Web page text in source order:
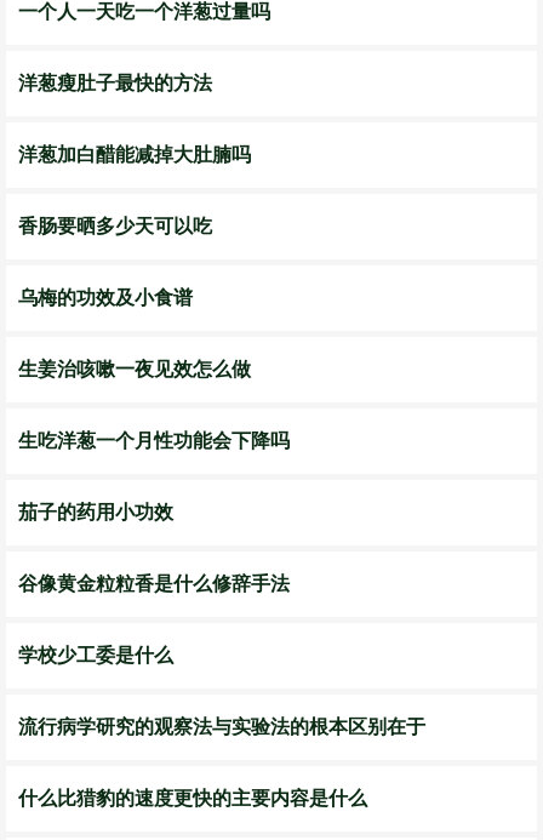
一个人一天吃一个洋葱过量吗
洋葱瘦肚子最快的方法
洋葱加白醋能减掉大肚腩吗
香肠要晒多少天可以吃
乌梅的功效及小食谱
生姜治咳嗽一夜见效怎么做
生吃洋葱一个月性功能会下降吗
茄子的药用小功效
谷像黄金粒粒香是什么修辞手法
学校少工委是什么
流行病学研究的观察法与实验法的根本区别在于
什么比猎豹的速度更快的主要内容是什么